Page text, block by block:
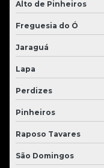
Alto de Pinheiros
Freguesia do Ó
Jaraguá
Lapa
Perdizes
Pinheiros
Raposo Tavares
São Domingos